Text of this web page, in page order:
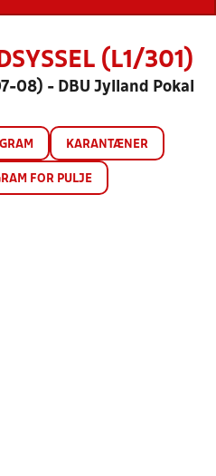
(L1/301)
08) - DBU Jylland Pokal
KARANTÆNER
FOR PULJE